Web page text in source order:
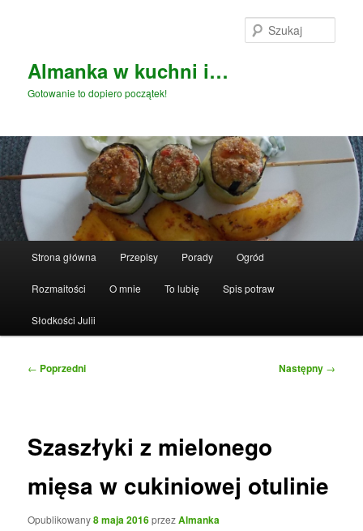
Almanka w kuchni i…
Gotowanie to dopiero początek!
Strona główna Przepisy Porady Ogród
Rozmaitości O mnie To lubię Spis potraw
Słodkości Julii
Nawigacja
← Poprzedni Następny →
Szaszłyki z mielonego
mięsa w cukiniowej otulinie
Opublikowany8 maja 2016przezAlmanka